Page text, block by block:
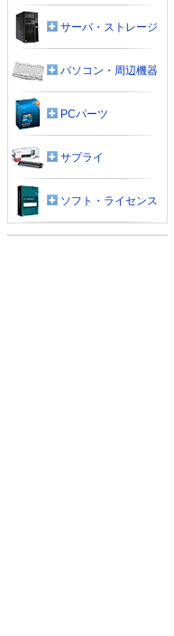
サーバ・ストレージ
パソコン・周辺機器
PCパーツ
サプライ
ソフト・ライセンス